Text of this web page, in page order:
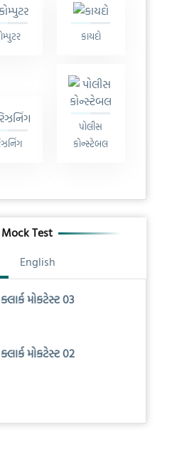
કાયદો
પોલીસ
કોન્સ્ટેબલ
Test
English
મોકટેસ્ટ 03
મોકટેસ્ટ 02